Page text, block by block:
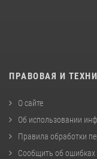
ПРАВОВАЯ И
О сайте
Об использовании
Правила обработки
Сообщить об ошибках